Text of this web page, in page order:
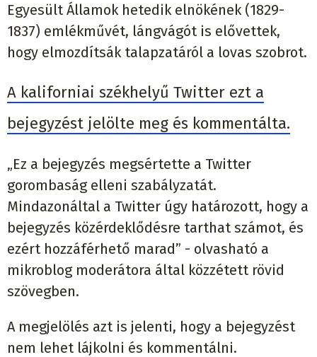
Egyesült Államok hetedik elnökének (1829-
1837) emlékművét, lángvágót is elővettek,
hogy elmozdítsák talapzatáról a lovas szobrot.
A kaliforniai székhelyű Twitter ezt a
bejegyzést jelölte meg és kommentálta.
„Ez a bejegyzés megsértette a Twitter
gorombaság elleni szabályzatát.
Mindazonáltal a Twitter úgy határozott, hogy a
bejegyzés közérdeklődésre tarthat számot, és
ezért hozzáférhető marad” - olvasható a
mikroblog moderátora által közzétett rövid
szövegben.
A megjelölés azt is jelenti, hogy a bejegyzést
nem lehet lájkolni és kommentálni.